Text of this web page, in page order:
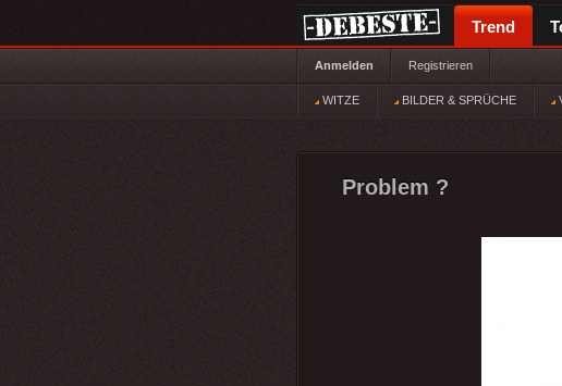
Trend
Anmelden Registrieren
WITZE BILDER & SPRÜCHE
Problem ?